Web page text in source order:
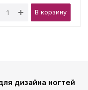
В корзину
дизайна ногтей